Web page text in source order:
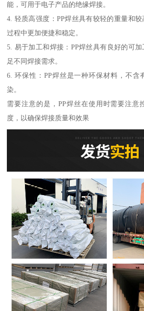
能，可用于电子产品的绝缘焊接。
4. 轻质高强度：PP焊丝具有较轻的重量和
过程中更加便捷和稳定。
5. 易于加工和焊接：PP焊丝具有良好的可
足不同焊接需求。
6. 环保性：PP焊丝是一种环保材料，不含
染。
需要注意的是，PP焊丝在使用时需要注意
度，以确保焊接质量和效果